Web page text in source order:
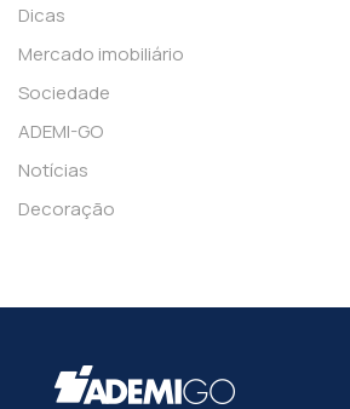
Dicas
Mercado imobiliário
Sociedade
ADEMI-GO
Notícias
Decoração